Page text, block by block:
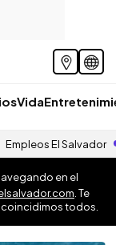
Vida
Empleos El Salvador
en el
. Te
todos.